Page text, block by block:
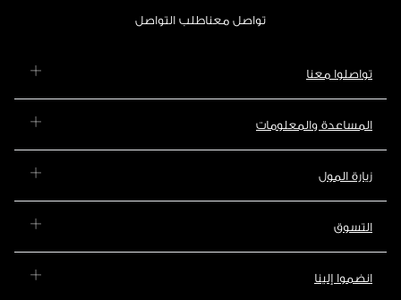
تواصل معناطلب التواصل
تواصلوا معنا
المساعدة والمعلومات
زيارة المول
التسوق
انضموا إلينا